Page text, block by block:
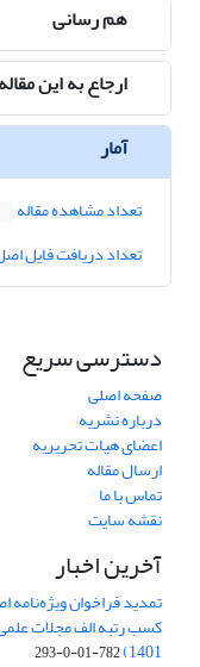
هم رسانی
ارجاع به این مقاله
آمار
تعداد مشاهده مقاله
تعداد دریافت فایل
دسترسی سریع
صفحه اصلی
درباره نشریه
اعضای هیات تحریریه
ارسال مقاله
تماس با ما
نقشه سایت
آخرین اخبار
تمدید فراخوان
1401)
782-01-0-293